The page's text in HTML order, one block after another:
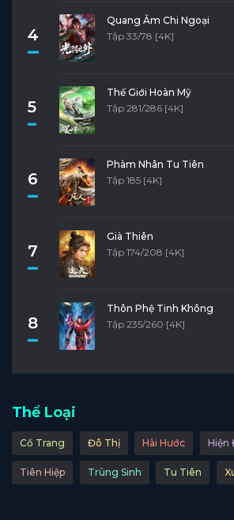
4
Quang Âm Chi Ngoại
Tập 33/78 [4K]
5
Thế Giới Hoàn Mỹ
Tập 281/286 [4K]
6
Phàm Nhân Tu Tiên
Tập 185 [4K]
7
Già Thiên
Tập 174/208 [4K]
8
Thôn Phệ Tinh Không
Tập 235/260 [4K]
Thể Loại
Cổ Trang Đô Thị Hài Hước Hiện
Tiên Hiệp Trùng Sinh Tu Tiên